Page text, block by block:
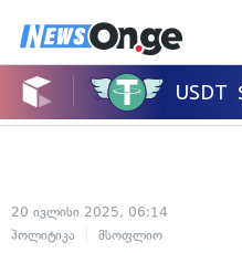
20 ივლისი 2025, 06:14
პოლიტიკა
მსოფლიო